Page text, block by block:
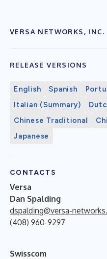
VERSA NETWORKS, INC.
RELEASE VERSIONS
English Spanish
Italian (Summary)
Chinese Traditional
Japanese
CONTACTS
Versa
Dan Spalding
dspalding@versa-
(408) 960-9297
Swisscom